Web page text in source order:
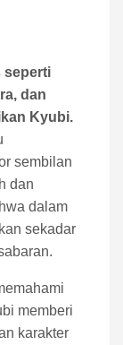
seperti
dan
Kyubi.
sembilan
dan
dalam
sekadar
memberi
karakter